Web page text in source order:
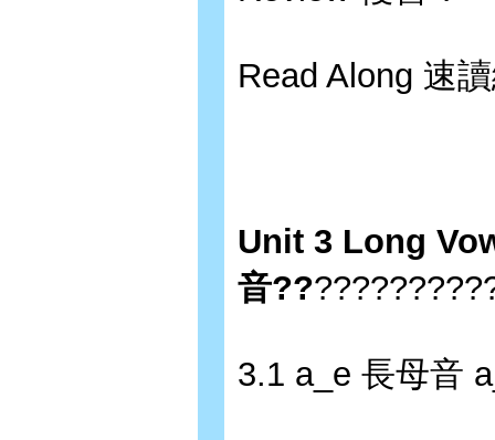
Read Along 速
Unit 3 Long
音??
3.1 a_e 長母音